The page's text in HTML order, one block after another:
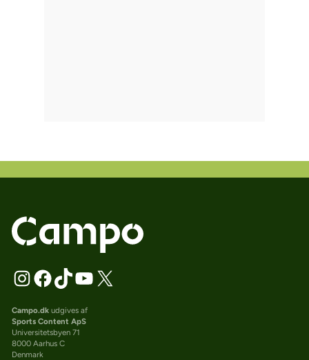
Campo.dkudgives af
Sports Content ApS
Universitetsbyen 71
8000 Aarhus C
Denmark